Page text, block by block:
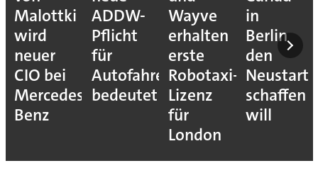
Malottki
wird
neuer
CIO bei
Mercedes-
Benz
ADDW-
Pflicht
für
Autofahrer
bedeutet
Wayve
erhalten
erste
Robotaxi-
Lizenz
für
London
in
Berlin
den
Neustart
schaffen
will